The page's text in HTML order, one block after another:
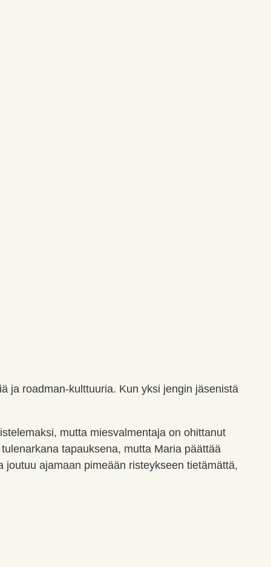
ja roadman-kulttuuria. Kun yksi jengin jäsenistä
mutta miesvalmentaja on ohittanut
tapauksena, mutta Maria päättää
ajamaan pimeään risteykseen tietämättä,